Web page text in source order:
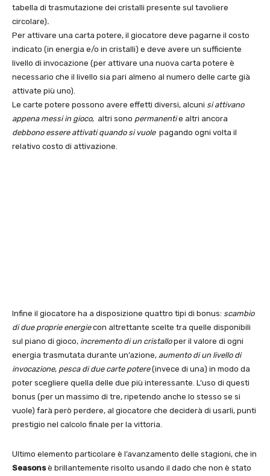
tabella di trasmutazione dei cristalli presente sul tavoliere
circolare).
Per attivare una carta potere, il giocatore deve pagarne il costo
indicato (in energia e/o in cristalli) e deve avere un sufficiente
livello di invocazione (per attivare una nuova carta potere è
necessario che il livello sia pari almeno al numero delle carte già
attivate più uno).
Le carte potere possono avere effetti diversi, alcuni si attivano
appena messi in gioco, altri sono permanentie altri ancora
debbono essere attivati quando si vuole pagando ogni volta il
relativo costo di attivazione.
Infine il giocatore ha a disposizione quattro tipi di bonus: scambio
di due proprie energiecon altrettante scelte tra quelle disponibili
sul piano di gioco, incremento di un cristalloper il valore di ogni
energia trasmutata durante un’azione, aumento di un livello di
invocazione, pesca di due carte potere(invece di una) in modo da
poter scegliere quella delle due più interessante. L’uso di questi
bonus (per un massimo di tre, ripetendo anche lo stesso se si
vuole) farà però perdere, al giocatore che deciderà di usarli, punti
prestigio nel calcolo finale per la vittoria.
Ultimo elemento particolare è l’avanzamento delle stagioni, che in
Seasonsè brillantemente risolto usando il dado che non è stato